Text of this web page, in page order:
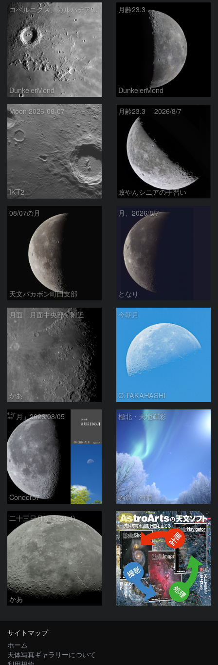
コペルニクス、カルパチア山脈付近
DunkelerMond
月齢23.3
DunkelerMond
Moon 2026-08-07
IKT2
月齢23.3 2026/8/7
政やんシニアの手習い
08/07の月
天文バカボン町田支部
月、2026/8/7
となり
月面「月面中央部」附近
かあ
今朝月
O.TAKAHASHI
「月」2026/08/05
Condor57
極北・天地輝彩
駒沢 満晴
二十三日月(月齢21.4)
かあ
PR
サイトマップ
ホーム
天体写真ギャラリーについて